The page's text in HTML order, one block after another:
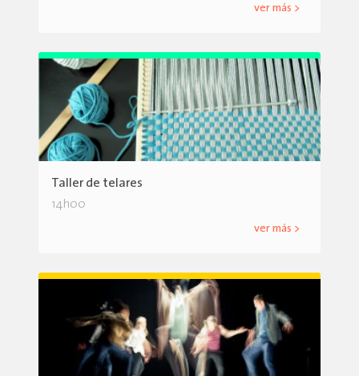
ver más >
Taller de telares
14h00
ver más >